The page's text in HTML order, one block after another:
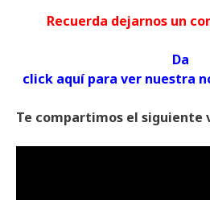
Recuerda dejarnos
Da
click aquí para ver nuestra
Te compartimos el siguiente